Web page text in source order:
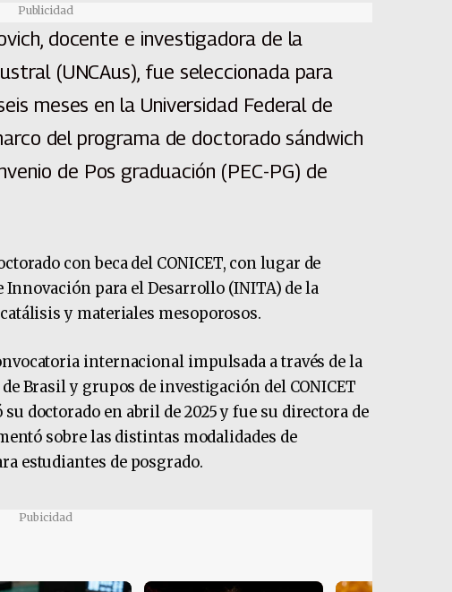
Publicidad
docente e investigadora de la
(UNCAus), fue seleccionada para
meses en la Universidad Federal de
del programa de doctorado sándwich
de Pos graduación (PEC-PG) de
con beca del CONICET, con lugar de
para el Desarrollo (INITA) de la
y materiales mesoporosos.
internacional impulsada a través de la
Brasil y grupos de investigación del CONICET
doctorado en abril de 2025 y fue su directora de
sobre las distintas modalidades de
estudiantes de posgrado.
Pubicidad